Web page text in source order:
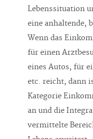
Lebenssituation
eine anhaltende,
Wenn das
für einen
eines Autos, für
etc. reicht, dann
Kategorie
an und die
vermittelte